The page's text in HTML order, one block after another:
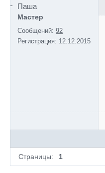
Паша
Мастер
Сообщений: 92
Регистрация: 12.12.2015
Страницы: 1